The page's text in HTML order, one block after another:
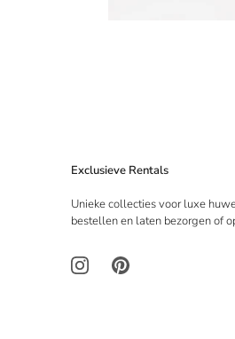
Exclusieve Rentals
Unieke collecties voor luxe
bestellen en laten bezorgen of